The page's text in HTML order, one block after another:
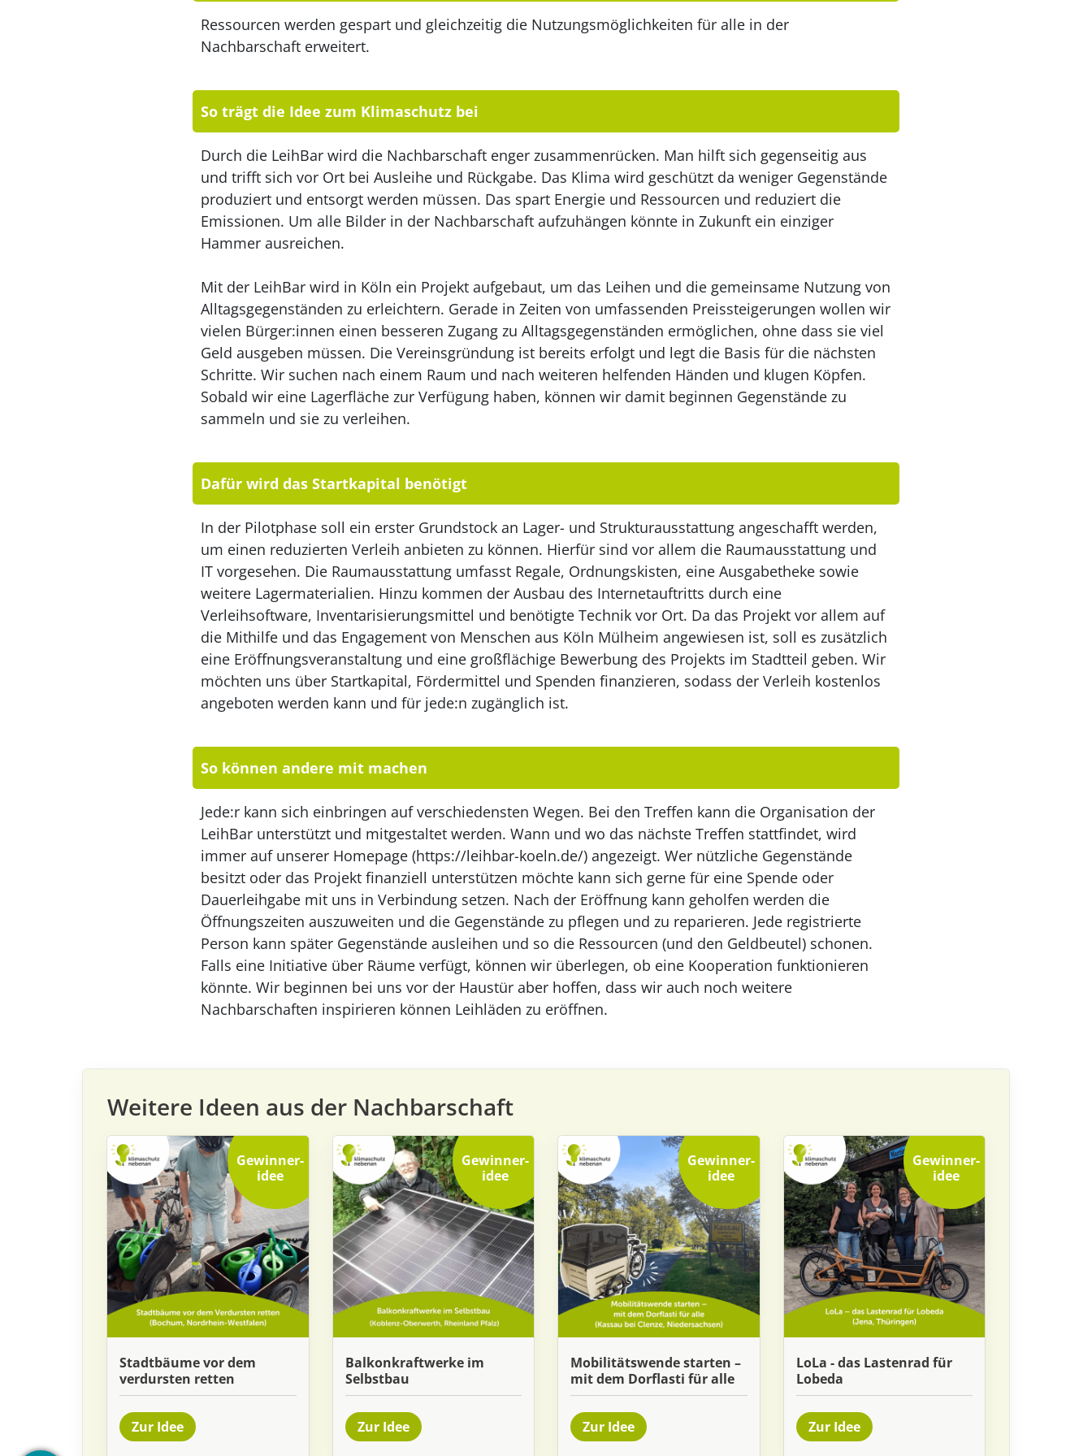
Ressourcen werden gespart und gleichzeitig die Nutzungsmöglichkeiten für alle in der
Nachbarschaft erweitert.
So trägt die Idee zum Klimaschutz bei
Durch die LeihBar wird die Nachbarschaft enger zusammenrücken. Man hilft sich gegenseitig aus
und trifft sich vor Ort bei Ausleihe und Rückgabe. Das Klima wird geschützt da weniger Gegenstände
produziert und entsorgt werden müssen. Das spart Energie und Ressourcen und reduziert die
Emissionen. Um alle Bilder in der Nachbarschaft aufzuhängen könnte in Zukunft ein einziger
Hammer ausreichen.
Mit der LeihBar wird in Köln ein Projekt aufgebaut, um das Leihen und die gemeinsame Nutzung von
Alltagsgegenständen zu erleichtern. Gerade in Zeiten von umfassenden Preissteigerungen wollen wir
vielen Bürger:innen einen besseren Zugang zu Alltagsgegenständen ermöglichen, ohne dass sie viel
Geld ausgeben müssen. Die Vereinsgründung ist bereits erfolgt und legt die Basis für die nächsten
Schritte. Wir suchen nach einem Raum und nach weiteren helfenden Händen und klugen Köpfen.
Sobald wir eine Lagerfläche zur Verfügung haben, können wir damit beginnen Gegenstände zu
sammeln und sie zu verleihen.
Dafür wird das Startkapital benötigt
In der Pilotphase soll ein erster Grundstock an Lager- und Strukturausstattung angeschafft werden,
um einen reduzierten Verleih anbieten zu können. Hierfür sind vor allem die Raumausstattung und
IT vorgesehen. Die Raumausstattung umfasst Regale, Ordnungskisten, eine Ausgabetheke sowie
weitere Lagermaterialien. Hinzu kommen der Ausbau des Internetauftritts durch eine
Verleihsoftware, Inventarisierungsmittel und benötigte Technik vor Ort. Da das Projekt vor allem auf
die Mithilfe und das Engagement von Menschen aus Köln Mülheim angewiesen ist, soll es zusätzlich
eine Eröffnungsveranstaltung und eine großflächige Bewerbung des Projekts im Stadtteil geben. Wir
möchten uns über Startkapital, Fördermittel und Spenden finanzieren, sodass der Verleih kostenlos
angeboten werden kann und für jede:n zugänglich ist.
So können andere mit machen
Jede:r kann sich einbringen auf verschiedensten Wegen. Bei den Treffen kann die Organisation der
LeihBar unterstützt und mitgestaltet werden. Wann und wo das nächste Treffen stattfindet, wird
immer auf unserer Homepage (https://leihbar-koeln.de/) angezeigt. Wer nützliche Gegenstände
besitzt oder das Projekt finanziell unterstützen möchte kann sich gerne für eine Spende oder
Dauerleihgabe mit uns in Verbindung setzen. Nach der Eröffnung kann geholfen werden die
Öffnungszeiten auszuweiten und die Gegenstände zu pflegen und zu reparieren. Jede registrierte
Person kann später Gegenstände ausleihen und so die Ressourcen (und den Geldbeutel) schonen.
Falls eine Initiative über Räume verfügt, können wir überlegen, ob eine Kooperation funktionieren
könnte. Wir beginnen bei uns vor der Haustür aber hoffen, dass wir auch noch weitere
Nachbarschaften inspirieren können Leihläden zu eröffnen.
Weitere Ideen aus der Nachbarschaft
Gewinner­
idee
Stadtbäume vor dem
verdursten retten
Zur Idee
Gewinner­
idee
Balkonkraftwerke im
Selbstbau
Zur Idee
Gewinner­
idee
Mobilitätswende starten –
mit dem Dorflasti für alle
Zur Idee
Gewinner­
idee
LoLa - das Lastenrad für
Lobeda
Zur Idee